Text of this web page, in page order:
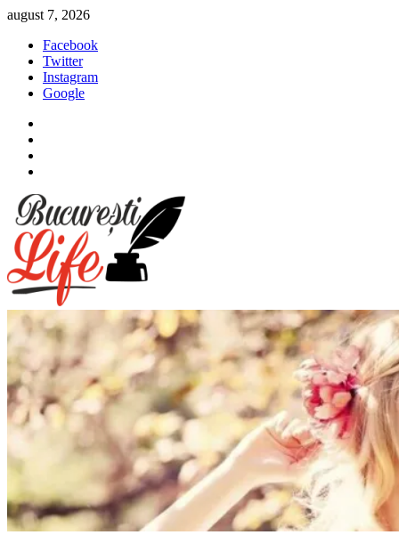
Sari
conținut
august 7, 2026
Facebook
Twitter
Instagram
Google